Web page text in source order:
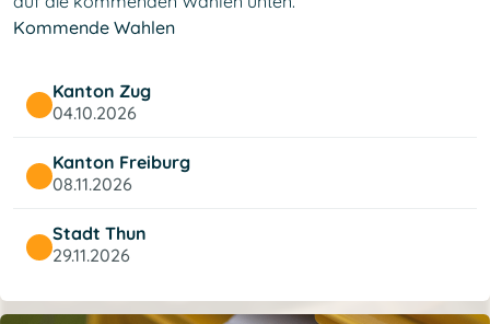
Kommende Wahlen
Kanton Zug
04.10.2026
Kanton Freiburg
08.11.2026
Stadt Thun
29.11.2026